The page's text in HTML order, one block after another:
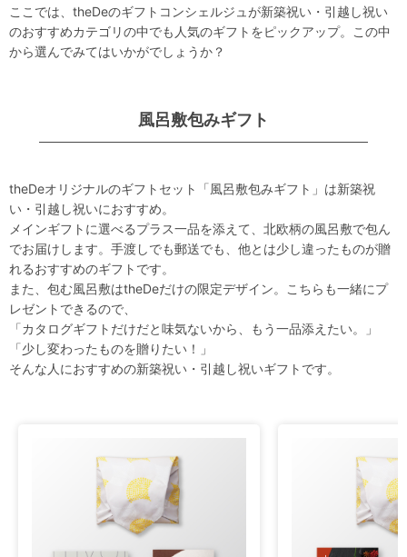
ここでは、theDeのギフトコンシェルジュが新築祝い・引越し祝い
のおすすめカテゴリの中でも人気のギフトをピックアップ。この中
から選んでみてはいかがでしょうか？
風呂敷包みギフト
theDeオリジナルのギフトセット「風呂敷包みギフト」は新築祝
い・引越し祝いにおすすめ。
メインギフトに選べるプラス一品を添えて、北欧柄の風呂敷で包ん
でお届けします。手渡しでも郵送でも、他とは少し違ったものが贈
れるおすすめのギフトです。
また、包む風呂敷はtheDeだけの限定デザイン。こちらも一緒にプ
レゼントできるので、
「カタログギフトだけだと味気ないから、もう一品添えたい。」
「少し変わったものを贈りたい！」
そんな人におすすめの新築祝い・引越し祝いギフトです。